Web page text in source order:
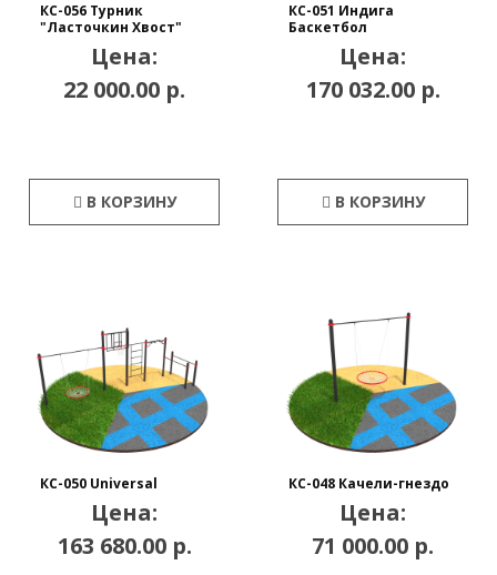
КС-056 Турник
"Ласточкин Хвост"
Цена:
22 000.00 р.
В КОРЗИНУ
КС-051 Индига
Баскетбол
Цена:
170 032.00 р.
В КОРЗИНУ
КС-050 Universal
Цена:
163 680.00 р.
КС-048 Качели-гнездо
Цена:
71 000.00 р.